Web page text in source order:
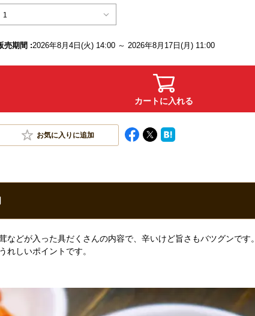
1
売期間 :2026年8月4日(火) 14:00 ～ 2026年8月17日(月) 11:00
カートに入れる
お気に入りに追加
どが入った具だくさんの内容で、辛いけど旨さもバツグンです
しいポイントです。